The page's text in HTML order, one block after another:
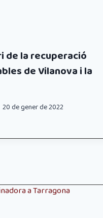
de la recuperació
de Vilanova i la
20 de gener de 2022